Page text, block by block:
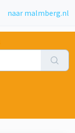
naar malmberg.nl